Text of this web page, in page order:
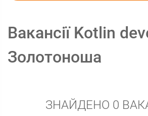
Вакансії Kotlin
Золотоноша
ЗНАЙДЕНО 0